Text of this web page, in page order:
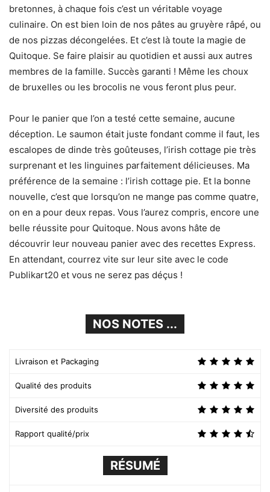
bretonnes, à chaque fois c’est un véritable voyage
culinaire. On est bien loin de nos pâtes au gruyère râpé, ou
de nos pizzas décongelées. Et c’est là toute la magie de
Quitoque. Se faire plaisir au quotidien et aussi aux autres
membres de la famille. Succès garanti ! Même les choux
de bruxelles ou les brocolis ne vous feront plus peur.
Pour le panier que l’on a testé cette semaine, aucune
déception. Le saumon était juste fondant comme il faut, les
escalopes de dinde très goûteuses, l’irish cottage pie très
surprenant et les linguines parfaitement délicieuses. Ma
préférence de la semaine : l’irish cottage pie. Et la bonne
nouvelle, c’est que lorsqu’on ne mange pas comme quatre,
on en a pour deux repas. Vous l’aurez compris, encore une
belle réussite pour Quitoque. Nous avons hâte de
découvrir leur nouveau panier avec des recettes Express.
En attendant, courrez vite sur leur site avec le code
Publikart20 et vous ne serez pas déçus !
NOS NOTES ...
Livraison et Packaging
Qualité des produits
Diversité des produits
Rapport qualité/prix
RÉSUMÉ